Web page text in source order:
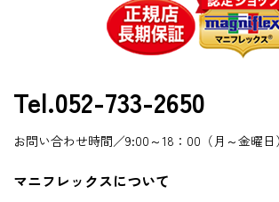
Tel.052-733-2650
お問い合わせ時間／9:00～18：00（月～金曜日）
マニフレックスについて